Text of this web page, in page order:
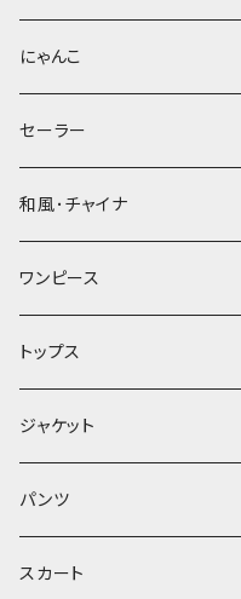
にゃんこ
セーラー
和風･チャイナ
ワンピース
トップス
ジャケット
パンツ
スカート